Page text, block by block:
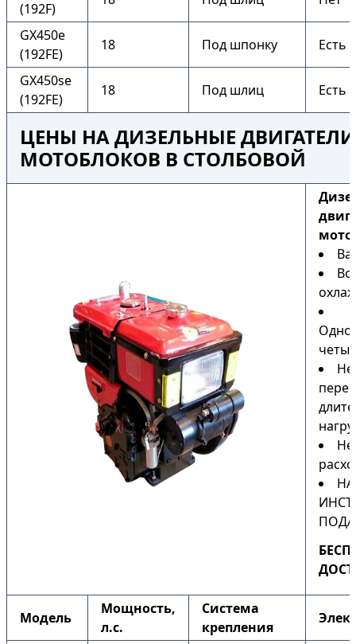
(192F)
GX450e
(192FE)
18 Под шпонку Есть
GX450se
(192FE)
18 Под шлиц Есть
ЦЕНЫ НА ДИЗЕЛЬНЫЕ
МОТОБЛОКОВ В СТОЛБОВОЙ
Не
Модель
Мощность,
л.с.
Система
крепления